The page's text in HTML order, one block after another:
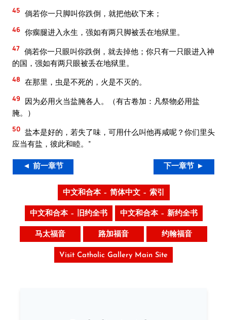
45 倘若你一只脚叫你跌倒，就把他砍下来；
46 你瘸腿进入永生，强如有两只脚被丢在地狱里。
47 倘若你一只眼叫你跌倒，就去掉他；你只有一只眼进入神
的国，强如有两只眼被丢在地狱里。
48 在那里，虫是不死的，火是不灭的。
49
因为必用火当盐腌各人。（有古卷加：凡祭物必用盐
腌。）
50 盐本是好的，若失了味，可用什么叫他再咸呢？你们里头
应当有盐，彼此和睦。”
◄ 前一章节 下一章节 ►
中文和合本 – 简体中文 – 索引
中文和合本 – 旧约全书 中文和合本 – 新约全书
马太福音 路加福音 约翰福音
Visit Catholic Gallery Main Site